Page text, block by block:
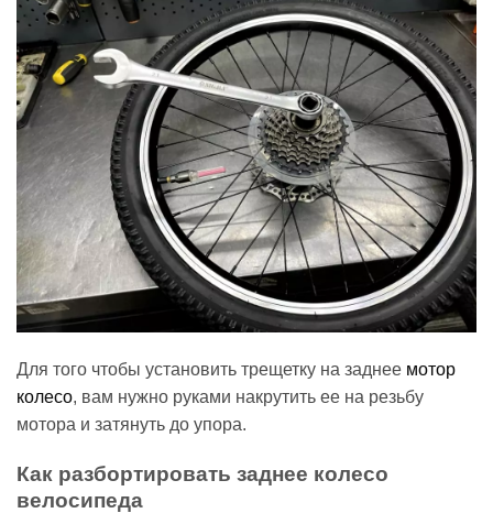
Для того чтобы установить трещетку на заднее мотор
колесо, вам нужно руками накрутить ее на резьбу
мотора и затянуть до упора.
Как разбортировать заднее колесо
велосипеда